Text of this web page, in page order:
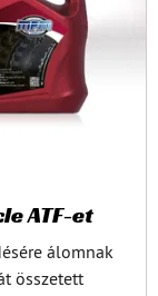
ATF-et
álomnak
összetett